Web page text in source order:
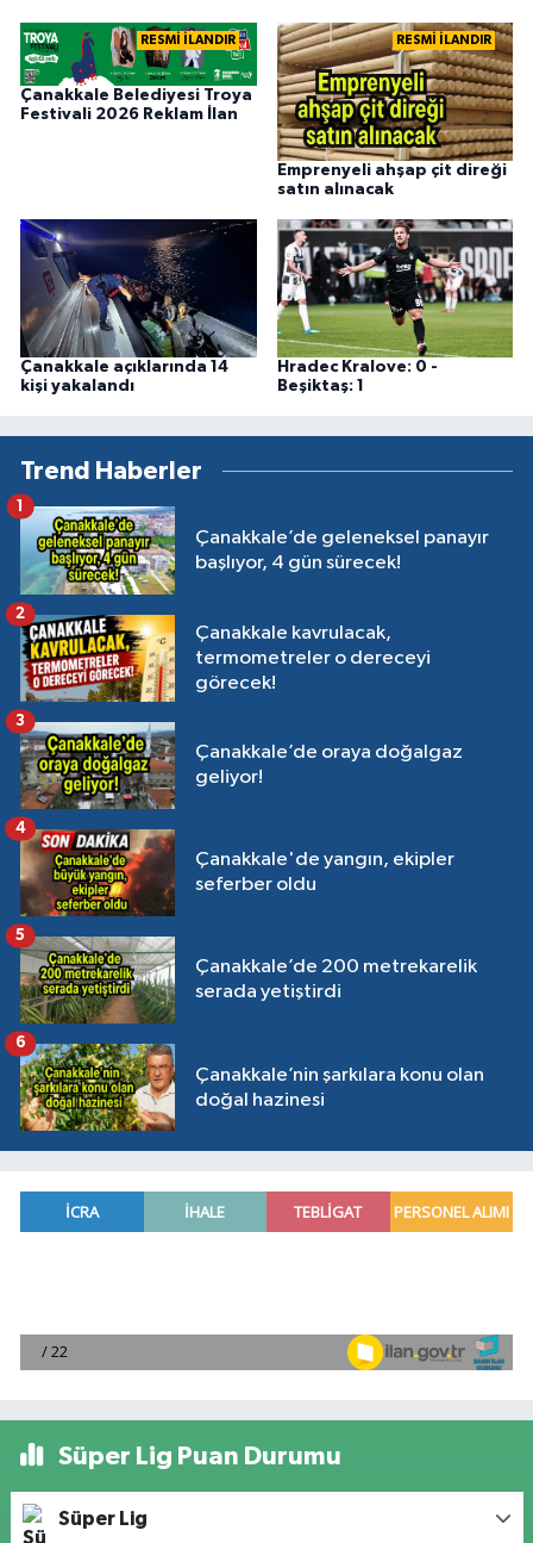
RESMİ İLANDIR
Çanakkale Belediyesi Troya
Festivali 2026 Reklam İlan
RESMİ İLANDIR
Emprenyeli ahşap çit direği
satın alınacak
Çanakkale açıklarında 14
kişi yakalandı
Hradec Kralove: 0 -
Beşiktaş: 1
Trend Haberler
Çanakkale’de geleneksel panayır
başlıyor, 4 gün sürecek!
1
Çanakkale kavrulacak,
termometreler o dereceyi
görecek!
2
Çanakkale’de oraya doğalgaz
geliyor!
3
Çanakkale'de yangın, ekipler
seferber oldu
4
Çanakkale’de 200 metrekarelik
serada yetiştirdi
5
Çanakkale’nin şarkılara konu olan
doğal hazinesi
6
Süper Lig Puan Durumu
Süper Lig